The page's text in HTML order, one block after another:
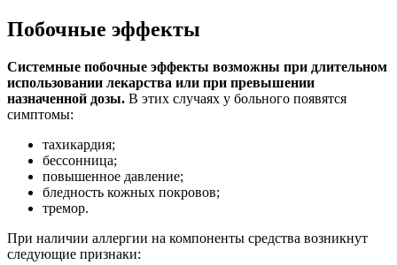
Побочные эффекты
Системные побочные эффекты возможны при длительном
использовании лекарства или при превышении
назначенной дозы. В этих случаях у больного появятся
симптомы:
тахикардия;
бессонница;
повышенное давление;
бледность кожных покровов;
тремор.
При наличии аллергии на компоненты средства возникнут
следующие признаки: